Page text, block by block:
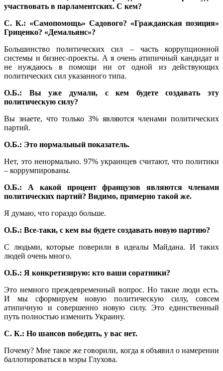
участвовать в парламентских. С кем?
С. К.: «Самопомощь» Садового? «Гражданская позиция»
Гриценко? «Демальянс»?
Большинство политических сил – часть коррупционной
системы и бизнес-проекты. А я очень атипичный кандидат и
не нуждаюсь в помощи ни от одной из действующих
политических сил указанного типа.
О.Б.: Вы уже думали, с кем будете создавать эту
политическую силу?
Вы знаете, что только 3% являются членами политических
партий.
О.Б.: Это нормальный показатель.
Нет, это ненормально. 97% украинцев считают, что политики
– коррумпированы.
О.Б.: А какой процент французов являются членами
политических партий? Видимо, примерно такой же.
Я думаю, что гораздо больше.
О.Б.: Все-таки, с кем вы будете создавать новую партию?
С людьми, которые поверили в идеалы Майдана. И таких
людей очень много.
О.Б.: Я конкретизирую: кто ваши соратники?
Это немного преждевременный вопрос. Но такие люди есть.
И мы сформируем новую политическую силу, совсем
атипичную и совершенно новую силу. Это единственный
путь полностью изменить Украину.
С. К.: Но шансов победить, у вас нет.
Почему? Мне такое же говорили, когда я объявил о намерении
баллотироваться в мэры Глухова.